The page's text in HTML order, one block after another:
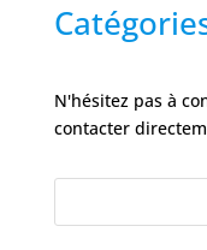
Services
Nos
cliniques
articles
N'hésitez pas à
contacter